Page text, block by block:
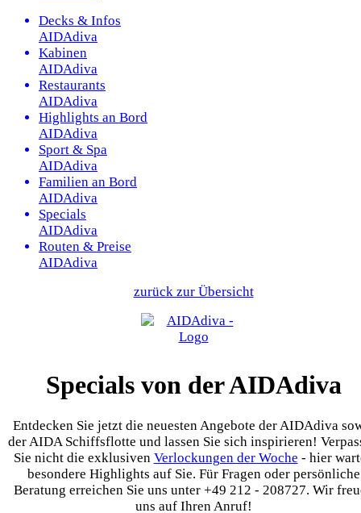
Decks & Infos
AIDAdiva
Kabinen
AIDAdiva
Restaurants
AIDAdiva
Highlights an Bord
AIDAdiva
Sport & Spa
AIDAdiva
Familien an Bord
AIDAdiva
Specials
AIDAdiva
Routen & Preise
AIDAdiva
zurück zur Übersicht
Specials von der AIDAdiva
Entdecken Sie jetzt die neuesten Angebote der AIDAdiva
der AIDA Schiffsflotte und lassen Sie sich inspirieren!
Sie nicht die exklusiven Verlockungen der Woche - hier
besondere Highlights auf Sie. Für Fragen oder persönliche
Beratung erreichen Sie uns unter +49 212 - 208727. Wir
uns auf Ihren Anruf!